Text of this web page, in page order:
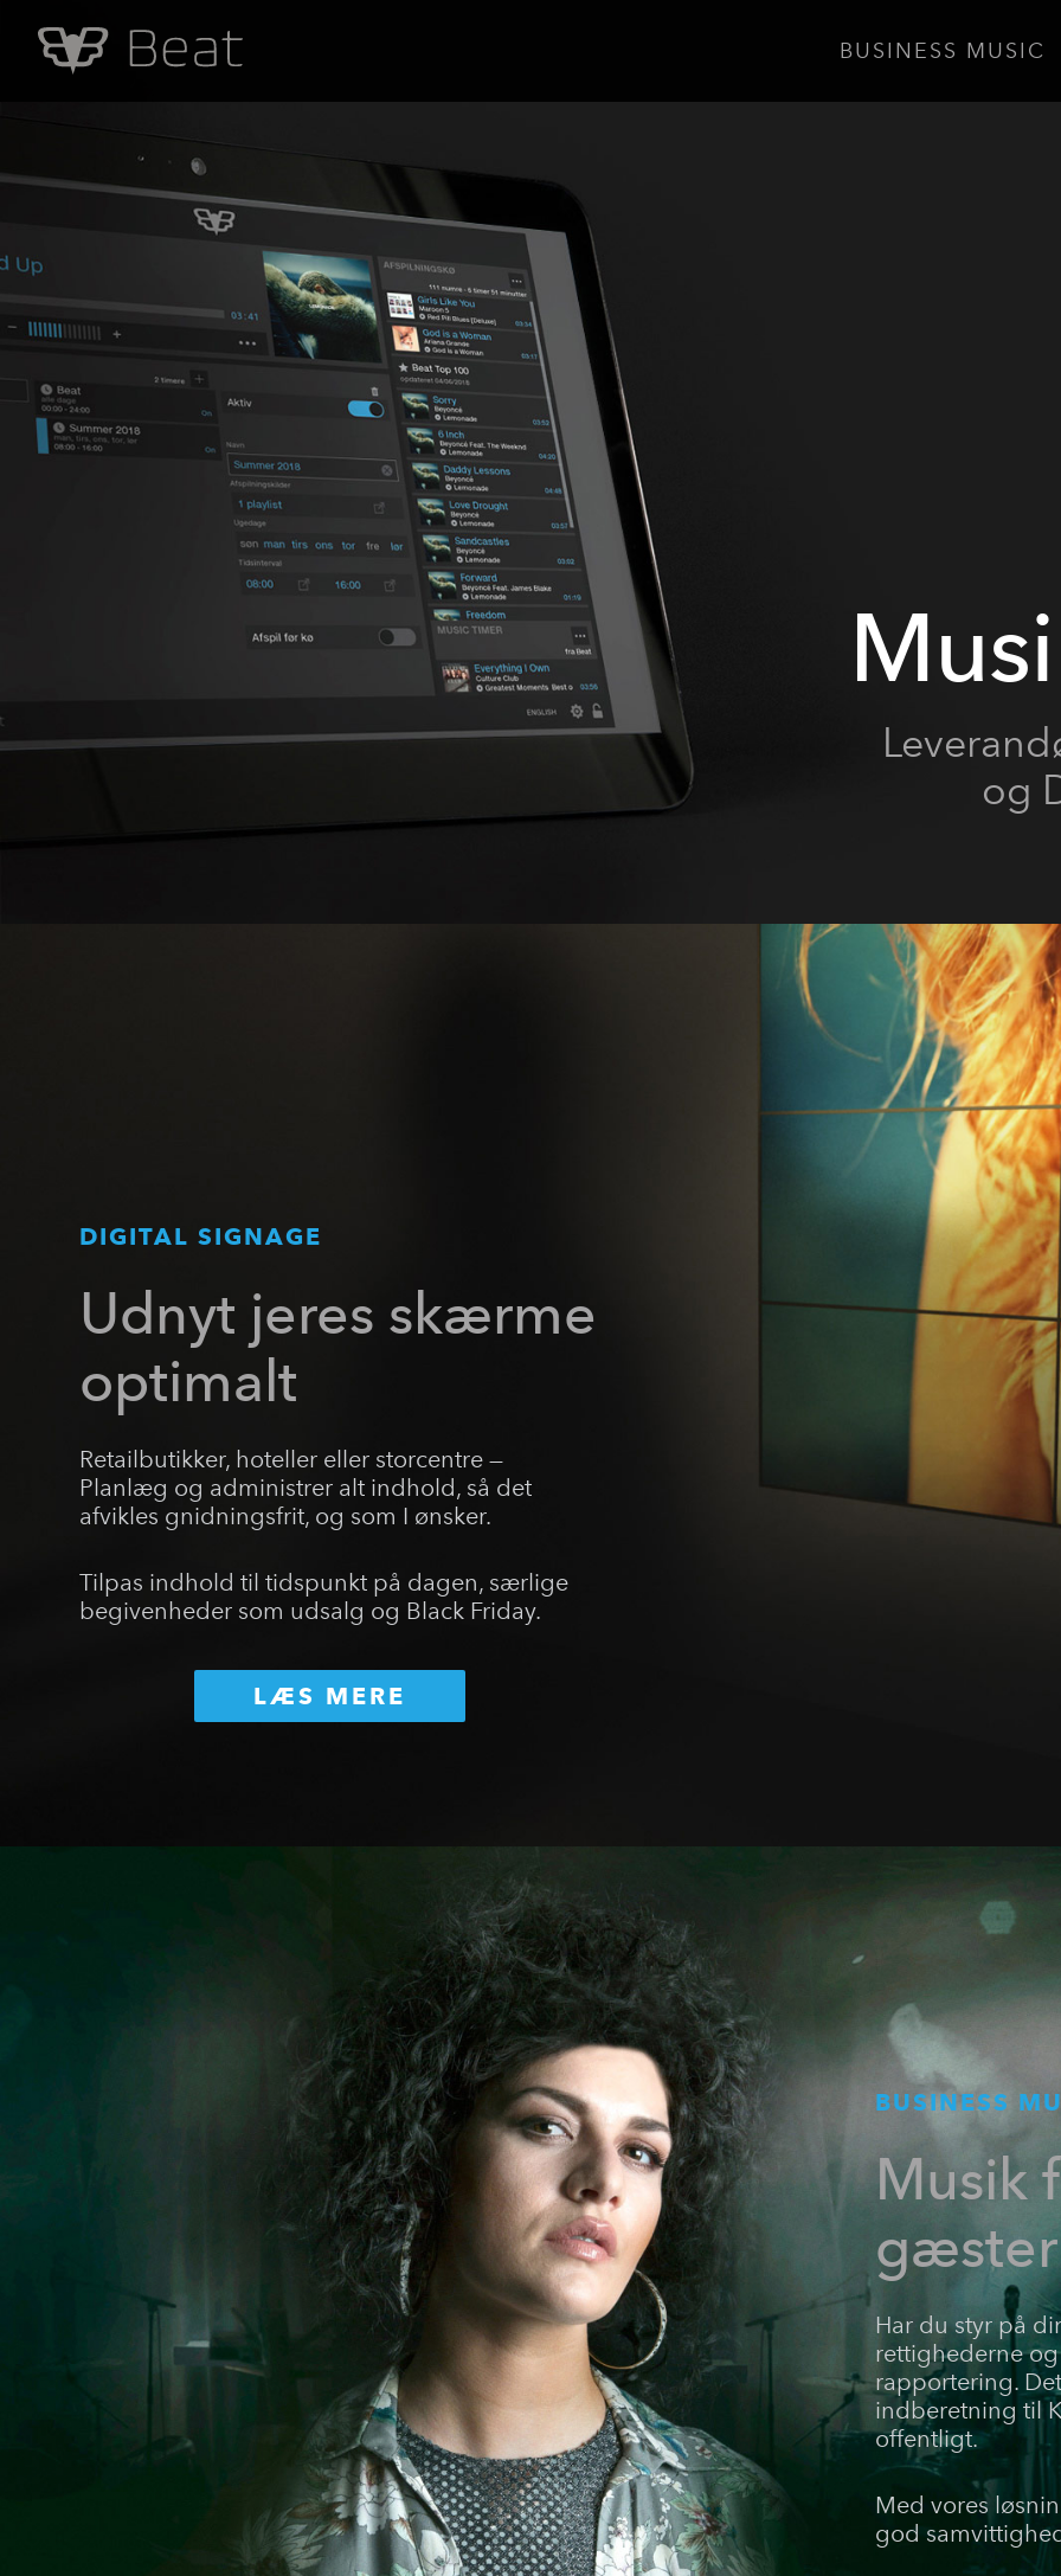
BUSINESS MUSIC
og
DIGITAL SIGNAGE
Udnyt jeres skærme
optimalt
Retailbutikker, hoteller eller storcentre —
Planlæg og administrer alt indhold, så det
afvikles gnidningsfrit, og som I ønsker.
Tilpas indhold til tidspunkt på dagen, særlige
begivenheder som udsalg og Black Friday.
LÆS MERE
BUSINESS
Musik
gæster
Har du styr på
rettighederne
rapportering.
indberetning til
offentligt.
Med vores
god